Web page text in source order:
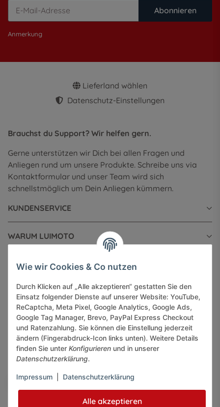
Abonnieren
Anmerkung
Lieferland wählen
Datenschutz-Einstellungen
Brauchst du Support? Wir helfen gern.
Gerne unterstützen wir Dich bei allen Fragen und
Anliegen rund um unsere Produkte. Schreibe uns via
Kontaktformular und unser Team wird sich
schnellstmöglich um Dein Anliegen kümmern.
KUNDENSERVICE
WARUM LUIMOTO
INFORMATIONEN
GESETZLICHE INFORMATIONEN
Sicher bezahlen via:
Wie wir Cookies & Co nutzen
Durch Klicken auf „Alle akzeptieren“ gestatten Sie den
Einsatz folgender Dienste auf unserer Website: YouTube,
ReCaptcha, Meta Pixel, Google Analytics, Google Ads,
Google Tag Manager, Brevo, PayPal Express Checkout
und Ratenzahlung. Sie können die Einstellung jederzeit
ändern (Fingerabdruck-Icon links unten). Weitere Details
finden Sie unter Konfigurieren und in unserer
Datenschutzerklärung.
Impressum Datenschutzerklärung
Alle akzeptieren